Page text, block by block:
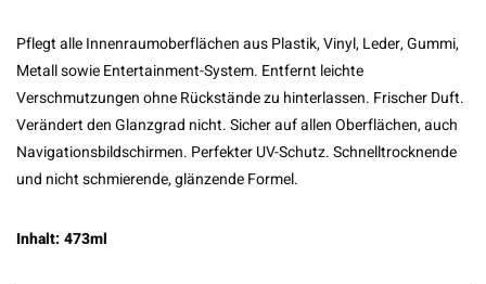
Pflegt alle Innenraumoberflächen aus Plastik, Vinyl, Leder, Gummi,
Metall sowie Entertainment-System. Entfernt leichte
Verschmutzungen ohne Rückstände zu hinterlassen. Frischer Duft.
Verändert den Glanzgrad nicht. Sicher auf allen Oberflächen, auch
Navigationsbildschirmen. Perfekter UV-Schutz. Schnelltrocknende
und nicht schmierende, glänzende Formel.
Inhalt: 473ml